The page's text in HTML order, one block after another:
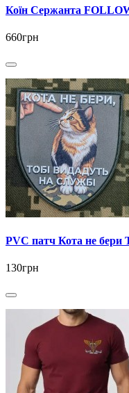
Коїн Сержанта
660грн
PVC патч Кота не бери
130грн